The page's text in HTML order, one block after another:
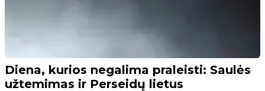
Diena, kurios negalima praleisti: Saulės
užtemimas ir Perseidų lietus